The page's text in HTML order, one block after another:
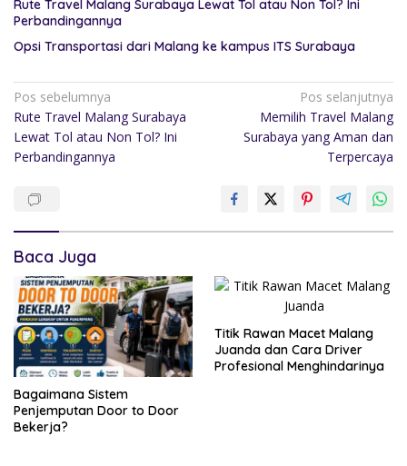
Rute Travel Malang Surabaya Lewat Tol atau Non Tol? Ini
Perbandingannya
Opsi Transportasi dari Malang ke kampus ITS Surabaya
Pos sebelumnya
Rute Travel Malang Surabaya
Lewat Tol atau Non Tol? Ini
Perbandingannya
Pos selanjutnya
Memilih Travel Malang
Surabaya yang Aman dan
Terpercaya
Baca Juga
Bagaimana Sistem
Penjemputan Door to Door
Bekerja?
Titik Rawan Macet Malang
Juanda dan Cara Driver
Profesional Menghindarinya